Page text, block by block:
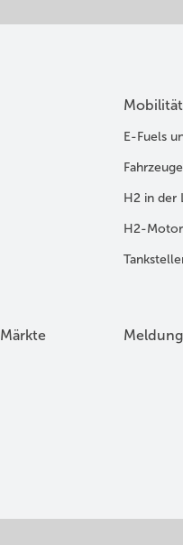
Mobilität
E-Fuels
Fahrzeuge
H2 in der
H2-Motor